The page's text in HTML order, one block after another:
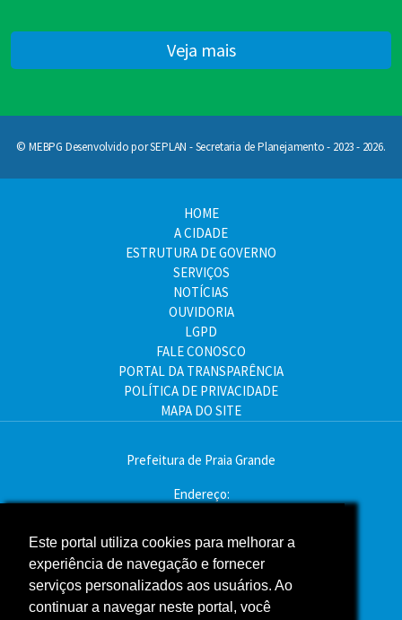
Este portal utiliza cookies para melhorar a
experiência de navegação e fornecer
serviços personalizados aos usuários. Ao
continuar a navegar neste portal, você
Veja mais
© MEBPG Desenvolvido por SEPLAN - Secretaria de Planejamento - 2023 - 2026.
HOME
A CIDADE
ESTRUTURA DE GOVERNO
SERVIÇOS
NOTÍCIAS
OUVIDORIA
LGPD
FALE CONOSCO
PORTAL DA TRANSPARÊNCIA
POLÍTICA DE PRIVACIDADE
MAPA DO SITE
Prefeitura de Praia Grande
Endereço:
CEP: 11704-900
Telefone:(13) 3496-2000
Atendimento: segunda a sexta - das 9h às 16h